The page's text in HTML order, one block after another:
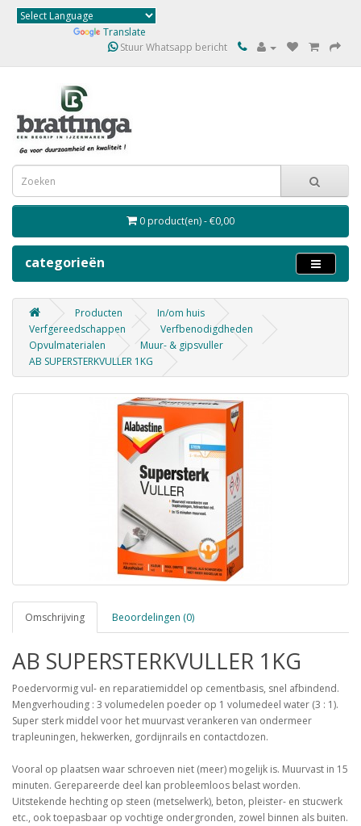
Translate
Stuur Whatsapp bericht
0 product(en) - €0,00
categorieën
Producten
In/om huis
Verfgereedschappen
Verfbenodigdheden
Opvulmaterialen
Muur- & gipsvuller
AB SUPERSTERKVULLER 1KG
Omschrijving Beoordelingen (0)
AB SUPERSTERKVULLER 1KG
Poedervormig vul- en reparatiemiddel op cementbasis, snel afbindend.
Mengverhouding : 3 volumedelen poeder op 1 volumedeel water (3 : 1).
Super sterk middel voor het muurvast verankeren van ondermeer
trapleuningen, hekwerken, gordijnrails en contactdozen.
Vooral op plaatsen waar schroeven niet (meer) mogelijk is. Muurvast in 15
minuten. Gerepareerde deel kan probleemloos belast worden.
Uitstekende hechting op steen (metselwerk), beton, pleister- en stucwerk
etc., ook toepasbaar op vochtige ondergronden, zowel binnen als buiten.